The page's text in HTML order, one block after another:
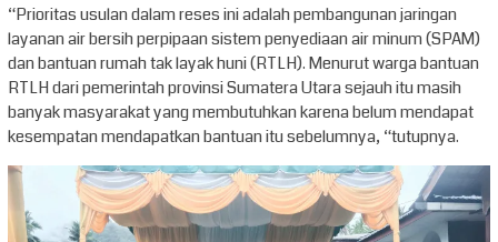
“Prioritas usulan dalam reses ini adalah pembangunan jaringan
layanan air bersih perpipaan sistem penyediaan air minum (SPAM)
dan bantuan rumah tak layak huni (RTLH). Menurut warga bantuan
RTLH dari pemerintah provinsi Sumatera Utara sejauh itu masih
banyak masyarakat yang membutuhkan karena belum mendapat
kesempatan mendapatkan bantuan itu sebelumnya, “tutupnya.